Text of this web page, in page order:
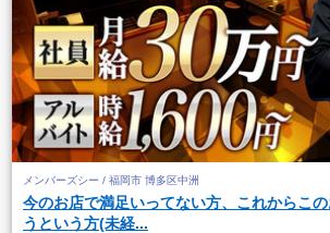
メンバーズシー / 福岡市 博多区中洲
今のお店で満足いってない方、これからこ
うという方(未経...